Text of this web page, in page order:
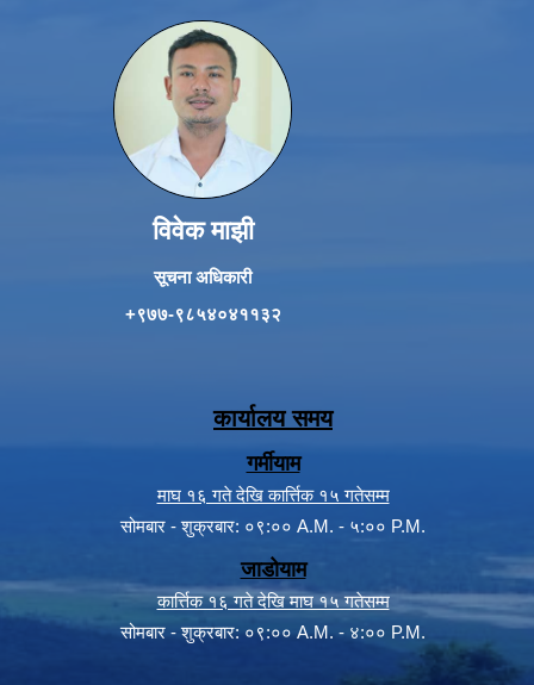
विवेक माझी
सूचना अधिकारी
+९७७-९८५४०४११३२
कार्यालय समय
गर्मीयाम
माघ १६ गते देखि कार्त्तिक १५ गतेसम्म
सोमबार - शुक्रबार: ०९:०० A.M. - ५:०० P.M.
जाडोयाम
कार्त्तिक १६ गते देखि माघ १५ गतेसम्म
सोमबार - शुक्रबार: ०९:०० A.M. - ४:०० P.M.